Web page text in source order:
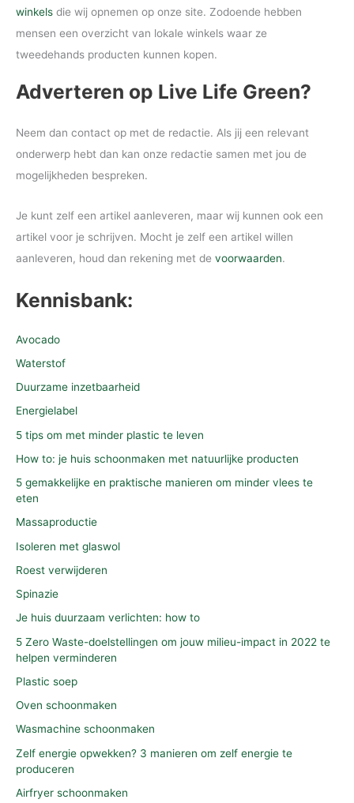
winkels die wij opnemen op onze site. Zodoende hebben
mensen een overzicht van lokale winkels waar ze
tweedehands producten kunnen kopen.
Adverteren op Live Life Green?
Neem dan contact op met de redactie. Als jij een relevant
onderwerp hebt dan kan onze redactie samen met jou de
mogelijkheden bespreken.
Je kunt zelf een artikel aanleveren, maar wij kunnen ook een
artikel voor je schrijven. Mocht je zelf een artikel willen
aanleveren, houd dan rekening met de voorwaarden.
Kennisbank:
Avocado
Waterstof
Duurzame inzetbaarheid
Energielabel
5 tips om met minder plastic te leven
How to: je huis schoonmaken met natuurlijke producten
5 gemakkelijke en praktische manieren om minder vlees te
eten
Massaproductie
Isoleren met glaswol
Roest verwijderen
Spinazie
Je huis duurzaam verlichten: how to
5 Zero Waste-doelstellingen om jouw milieu-impact in 2022 te
helpen verminderen
Plastic soep
Oven schoonmaken
Wasmachine schoonmaken
Zelf energie opwekken? 3 manieren om zelf energie te
produceren
Airfryer schoonmaken